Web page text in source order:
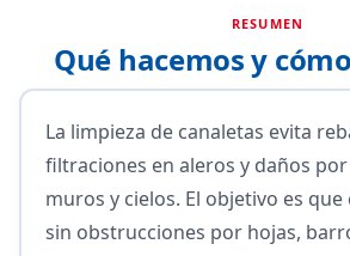
RESUMEN
Qué hacemos y
La limpieza de canaletas evita
filtraciones en aleros y daños
muros y cielos. El objetivo es
sin obstrucciones por hojas,